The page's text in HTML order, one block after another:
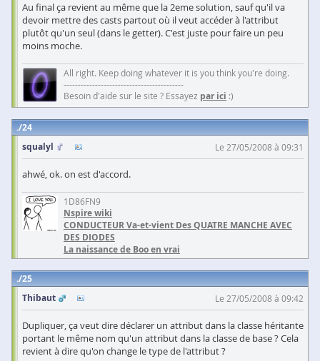
Au final ça revient au même que la 2eme solution, sauf qu'il va
devoir mettre des casts partout où il veut accéder à l'attribut
plutôt qu'un seul (dans le getter). C'est juste pour faire un peu
moins moche.
All right. Keep doing whatever it is you think you're doing.
------------------------------------------
Besoin d'aide sur le site ? Essayez par ici :)
24
squalyl
Le 27/05/2008 à 09:31
ahwé, ok. on est d'accord.
1D86FN9
Nspire wiki
CONDUCTEUR Va-et-vient Des QUATRE MANCHE AVEC
DES DIODES
La naissance de Boo en vrai
25
Thibaut
Le 27/05/2008 à 09:42
Dupliquer, ça veut dire déclarer un attribut dans la classe héritante
portant le même nom qu'un attribut dans la classe de base ? Cela
revient à dire qu'on change le type de l'attribut ?